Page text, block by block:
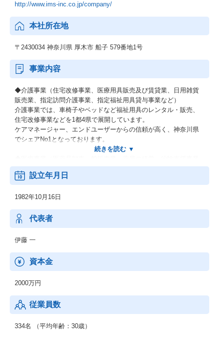
http://www.ims-inc.co.jp/company/
本社所在地
〒2430034 神奈川県 厚木市 船子 579番地1号
事業内容
◆介護事業（住宅改修事業、医療用具販売及び賃貸業、日用雑貨
販売業、指定訪問介護事業、指定福祉用具貸与事業など）
介護事業では、車椅子やベッドなど福祉用具のレンタル・販売、
住宅改修事業などを1都4県で展開しています。
ケアマネージャー、エンドユーザーからの信頼が高く、神奈川県
でシェアNo1となっております。
(SMO)、医療ガス販売業、一般事務備品販売及び賃貸業、医療事
務および経理の受託業務、病・医院の経営コンサルティング業
理・導入支援）
医療事業では、神奈川県内に30店舗の薬局を展開し、本社のある
厚木市には11店舗を展開。市内の利用者数はトップクラス。
そのほか、病院で医師が患者様に開発中の薬を投与して、効果や
安全を確認する臨床試験（治験）を行うなど様々な事業を展開。
社会に貢献します。
設立年月日
1982年10月16日
代表者
伊藤 一
資本金
2000万円
従業員数
334名 （平均年齢：30歳）